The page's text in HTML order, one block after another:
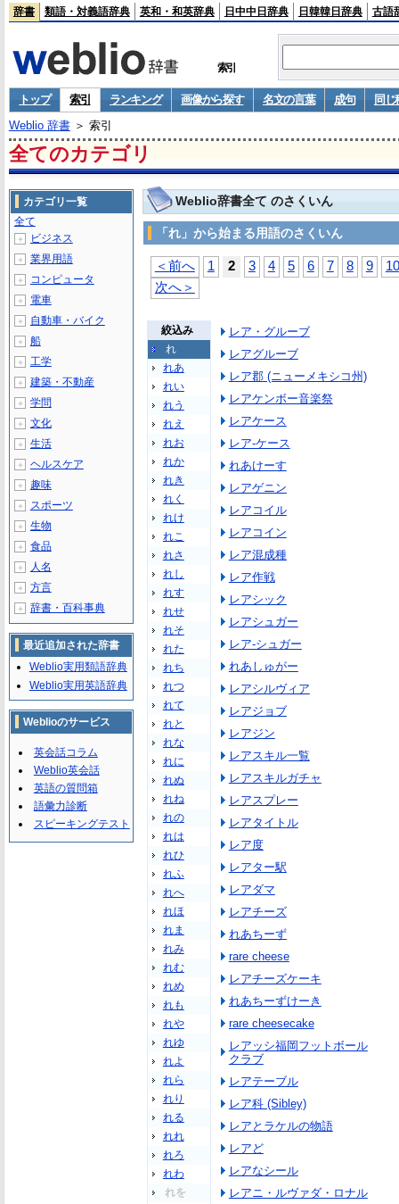
辞書 類語・対義語辞典 英和・和英辞典 日中中日辞典 日韓韓日辞典 古語
索引
トップ 索引 ランキング 画像から探す 名文の言葉 成句
同じ
Weblio 辞書＞ 索引
全てのカテゴリ
Weblio辞書全て のさくいん
「れ」から始まる用語のさくいん
＜前へ 1 2 3 4 5 6 7 8 9
10
次へ＞
絞込み
れ
れあ
れい
れう
れえ
れお
れか
れき
れく
れけ
れこ
れさ
れし
れす
れせ
れそ
れた
れち
れつ
れて
れと
れな
れに
れぬ
れね
れの
れは
れひ
れふ
れへ
れほ
れま
れみ
れむ
れめ
れも
れや
れゆ
れよ
れら
れり
れる
れれ
れろ
れわ
れを
レア・グルーブ
レアグルーブ
レア郡 (ニューメキシコ州)
レアケンボー音楽祭
レアケース
レア‐ケース
れあけーす
レアゲニン
レアコイル
レアコイン
レア混成種
レア作戦
レアシック
レアシュガー
レア‐シュガー
れあしゅがー
レアシルヴィア
レアジョブ
レアジン
レアスキル一覧
レアスキルガチャ
レアスプレー
レアタイトル
レア度
レアター駅
レアダマ
レアチーズ
れあちーず
rare cheese
レアチーズケーキ
れあちーずけーき
rare cheesecake
レアッシ福岡フットボール
クラブ
レアテーブル
レア科 (Sibley)
レアとラケルの物語
レアど
レアなシール
レアニ・ルヴァダ・ロナル
カテゴリ一覧
全て
＋ ビジネス
＋ 業界用語
＋ コンピュータ
＋ 電車
＋ 自動車・バイク
＋ 船
＋ 工学
＋ 建築・不動産
＋ 学問
＋ 文化
＋ 生活
＋ ヘルスケア
＋ 趣味
＋ スポーツ
＋ 生物
＋ 食品
＋ 人名
＋ 方言
＋ 辞書・百科事典
最近追加された辞書
Weblio実用類語辞典
Weblio実用英語辞典
Weblioのサービス
英会話コラム
Weblio英会話
英語の質問箱
語彙力診断
スピーキングテスト